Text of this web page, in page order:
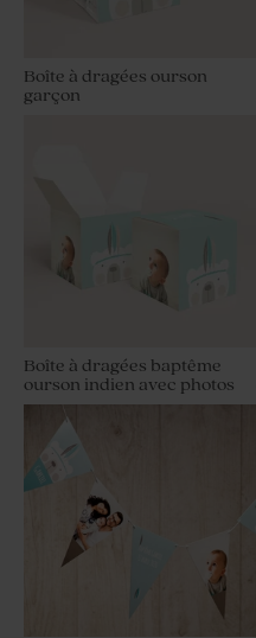
Boîte à dragées ourson
garçon
Boîte à dragées baptême
ourson indien avec photos